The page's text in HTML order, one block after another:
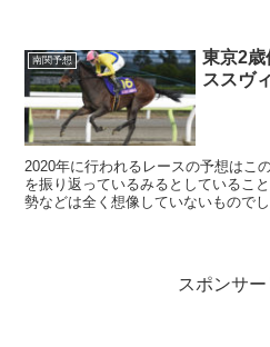
南関予想
東京2歳
ススヴ
2020年に行われるレースの予想はこ
を振り返っているみるとしているこ
勢などは全く想像していないもので
スポンサー